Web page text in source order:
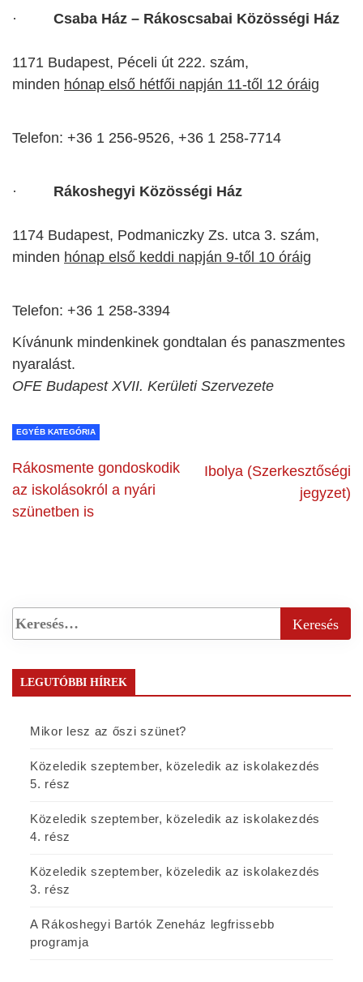
· Csaba Ház – Rákoscsabai Közösségi Ház
1171 Budapest, Péceli út 222. szám,
minden hónap első hétfői napján 11-től 12 óráig
Telefon: +36 1 256-9526, +36 1 258-7714
· Rákoshegyi Közösségi Ház
1174 Budapest, Podmaniczky Zs. utca 3. szám,
minden hónap első keddi napján 9-től 10 óráig
Telefon: +36 1 258-3394
Kívánunk mindenkinek gondtalan és panaszmentes
nyaralást.
OFE Budapest XVII. Kerületi Szervezete
EGYÉB KATEGÓRIA
Rákosmente gondoskodik
az iskolásokról a nyári
szünetben is
Ibolya (Szerkesztőségi
jegyzet)
LEGUTÓBBI HÍREK
Mikor lesz az őszi szünet?
Közeledik szeptember, közeledik az iskolakezdés
5. rész
Közeledik szeptember, közeledik az iskolakezdés
4. rész
Közeledik szeptember, közeledik az iskolakezdés
3. rész
A Rákoshegyi Bartók Zeneház legfrissebb
programja